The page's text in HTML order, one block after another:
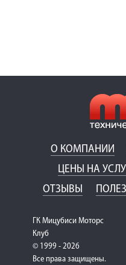
О КОМПАНИИ
ЦЕНЫ НА
ОТЗЫВЫ
ГК Мицубиси Моторс
Клуб
© 1999 - 2026
Все права защищены.